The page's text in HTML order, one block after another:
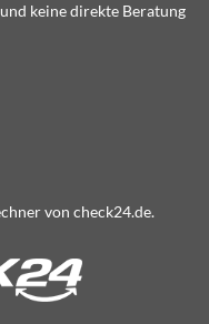
keine direkte Beratung
von check24.de.